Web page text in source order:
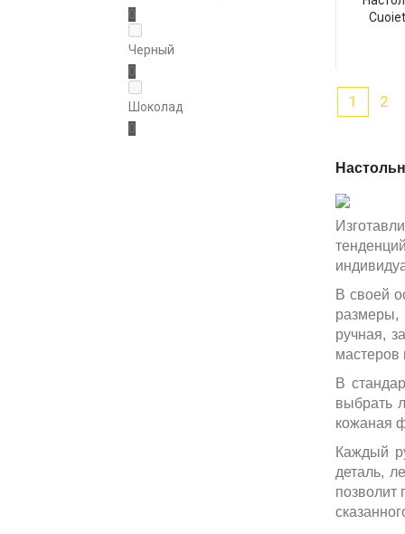
0
Черный
0
Шоколад
0
1 2
В своей
размеры,
ручная,
мастеров
В
выбрать
кожаная
Каждый
деталь,
позволит